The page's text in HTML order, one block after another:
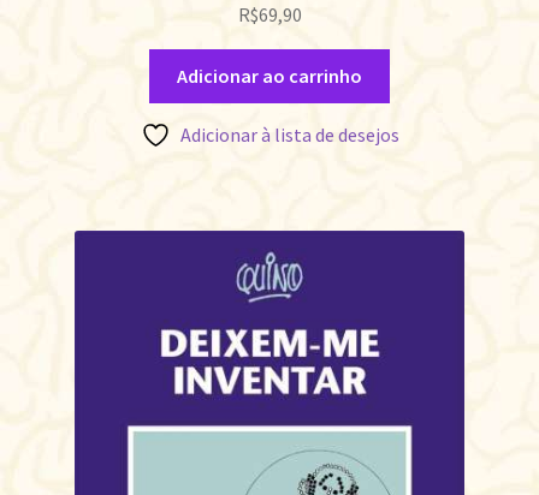
R$69,90
Adicionar ao carrinho
Adicionar à lista de desejos